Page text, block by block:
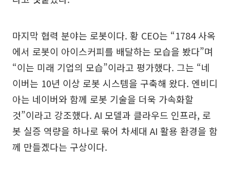
마지막 협력 분야는 로봇이다. 황 CEO는 “1784 사옥
에서 로봇이 아이스커피를 배달하는 모습을 봤다”며
“이는 미래 기업의 모습”이라고 평가했다. 그는 “네
이버는 10년 이상 로봇 시스템을 구축해 왔다. 엔비디
아는 네이버와 함께 로봇 기술을 더욱 가속화할
것”이라고 강조했다. AI 모델과 클라우드 인프라, 로
봇 실증 역량을 하나로 묶어 차세대 AI 활용 환경을 함
께 만들겠다는 구상이다.